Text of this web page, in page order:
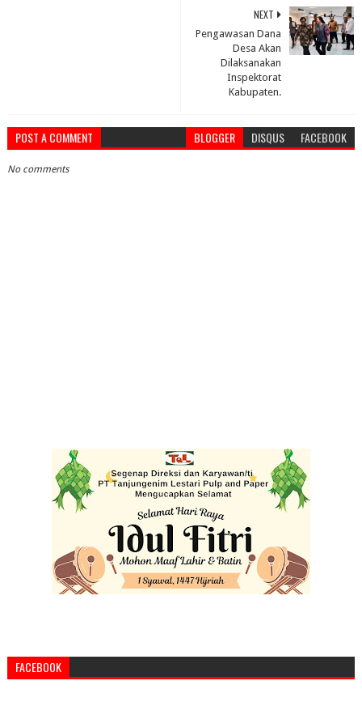
NEXT
Pengawasan Dana
Desa Akan
Dilaksanakan
Inspektorat
Kabupaten.
POST A COMMENT BLOGGER DISQUS FACEBOOK
No comments
FACEBOOK